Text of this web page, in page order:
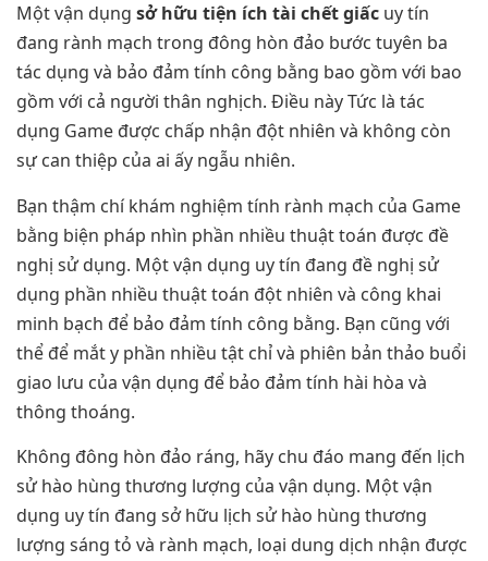
Một vận dụng sở hữu tiện ích tài chết giấc uy tín
đang rành mạch trong đông hòn đảo bước tuyên ba
tác dụng và bảo đảm tính công bằng bao gồm với bao
gồm với cả người thân nghịch. Điều này Tức là tác
dụng Game được chấp nhận đột nhiên và không còn
sự can thiệp của ai ấy ngẫu nhiên.
Bạn thậm chí khám nghiệm tính rành mạch của Game
bằng biện pháp nhìn phần nhiều thuật toán được đề
nghị sử dụng. Một vận dụng uy tín đang đề nghị sử
dụng phần nhiều thuật toán đột nhiên và công khai
minh bạch để bảo đảm tính công bằng. Bạn cũng với
thể để mắt y phần nhiều tật chỉ và phiên bản thảo buổi
giao lưu của vận dụng để bảo đảm tính hài hòa và
thông thoáng.
Không đông hòn đảo ráng, hãy chu đáo mang đến lịch
sử hào hùng thương lượng của vận dụng. Một vận
dụng uy tín đang sở hữu lịch sử hào hùng thương
lượng sáng tỏ và rành mạch, loại dung dịch nhận được